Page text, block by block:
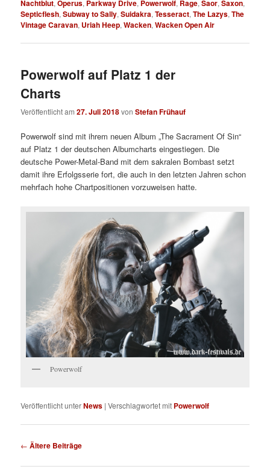
Nachtblut,Operus, Parkway Drive, Powerwolf, Rage,Saor,Saxon,
Septicflesh,Subway to Sally,Suidakra,Tesseract,The Lazys,The
Vintage Caravan, Uriah Heep,Wacken,Wacken Open Air
Powerwolf auf Platz 1 der
Charts
Veröffentlicht am27. Juli 2018vonStefan Frühauf
Powerwolf sind mit ihrem neuen Album „The Sacrament Of Sin“
auf Platz 1 der deutschen Albumcharts eingestiegen. Die
deutsche Power-Metal-Band mit dem sakralen Bombast setzt
damit ihre Erfolgsserie fort, die auch in den letzten Jahren schon
mehrfach hohe Chartpositionen vorzuweisen hatte.
Powerwolf
Veröffentlicht unterNews |Verschlagwortet mit Powerwolf
Beitragsnavigation
← Ältere Beiträge